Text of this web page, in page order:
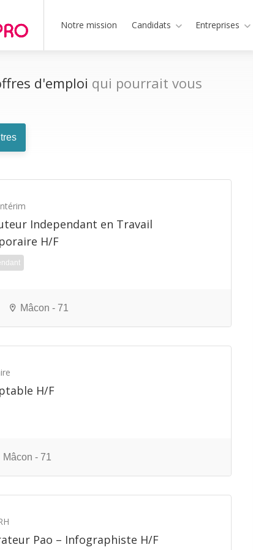
Notre mission Candidats Entreprises
d'emploi qui pourrait vous
Independant en Travail
H/F
Mâcon - 71
H/F
Mâcon - 71
Pao – Infographiste H/F